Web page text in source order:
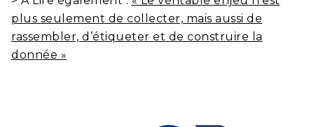
plus seulement de collecter, mais aussi de
rassembler, d’étiqueter et de construire la
donnée »